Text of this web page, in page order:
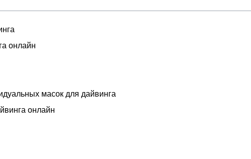
онлайн
масок для дайвинга
онлайн